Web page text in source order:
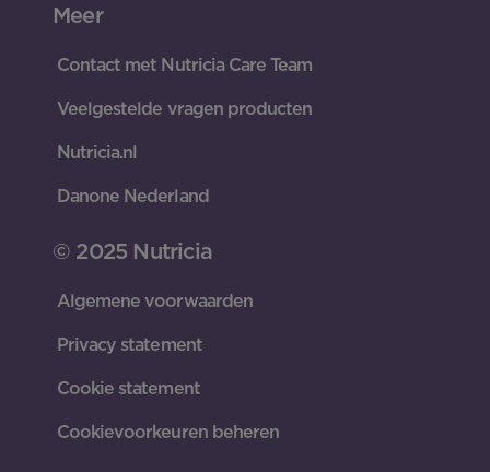
Meer
Contact met Nutricia Care Team
Veelgestelde vragen producten
Nutricia.nl
Danone Nederland
© 2025 Nutricia
Algemene voorwaarden
Privacy statement
Cookie statement
Cookievoorkeuren beheren